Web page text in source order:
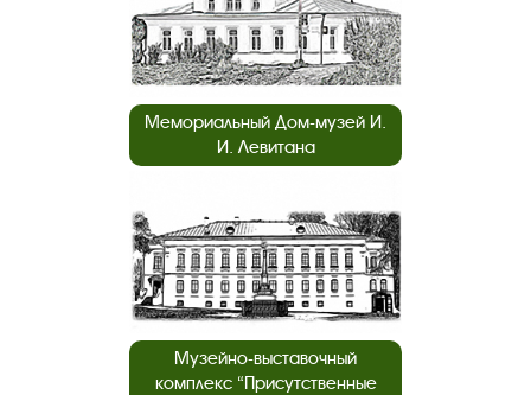
Мемориальный Дом-музей И.
И. Левитана
Музейно-выставочный
комплекс “Присутственные